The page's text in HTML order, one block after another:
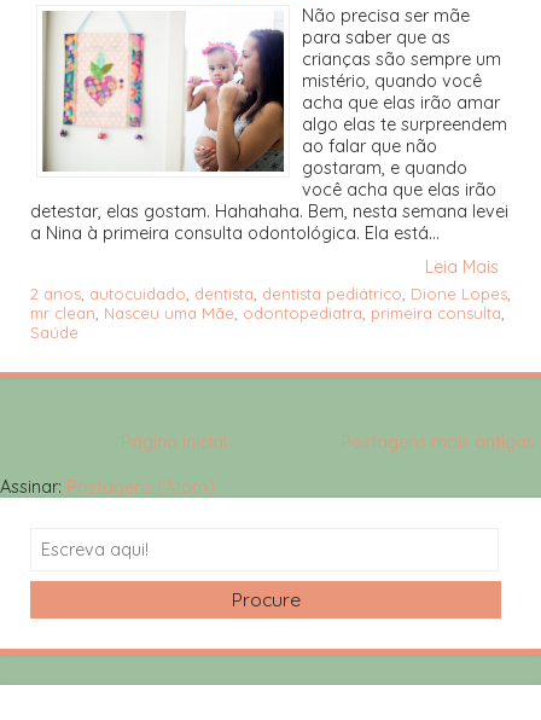
Não precisa ser mãe
para saber que as
crianças são sempre um
mistério, quando você
acha que elas irão amar
algo elas te surpreendem
ao falar que não
gostaram, e quando
você acha que elas irão
detestar, elas gostam. Hahahaha. Bem, nesta semana levei
a Nina à primeira consulta odontológica. Ela está...
Leia Mais
2 anos autocuidado dentista dentista pediátrico Dione Lopes
mr clean Nasceu uma Mãe odontopediatra primeira consulta
Saúde
Postagens mais antigas
Página inicial
Assinar: Postagens (Atom)
Search